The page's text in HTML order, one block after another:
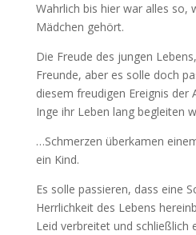
Wahrlich bis hier war alles so,
Mädchen gehört.
Die Freude des jungen
Freunde, aber es solle doch
diesem freudigen Ereignis der
Inge ihr Leben lang begleiten
…Schmerzen überkamen
ein Kind.
Es solle passieren, dass eine
Herrlichkeit des Lebens
Leid verbreitet und schließlich